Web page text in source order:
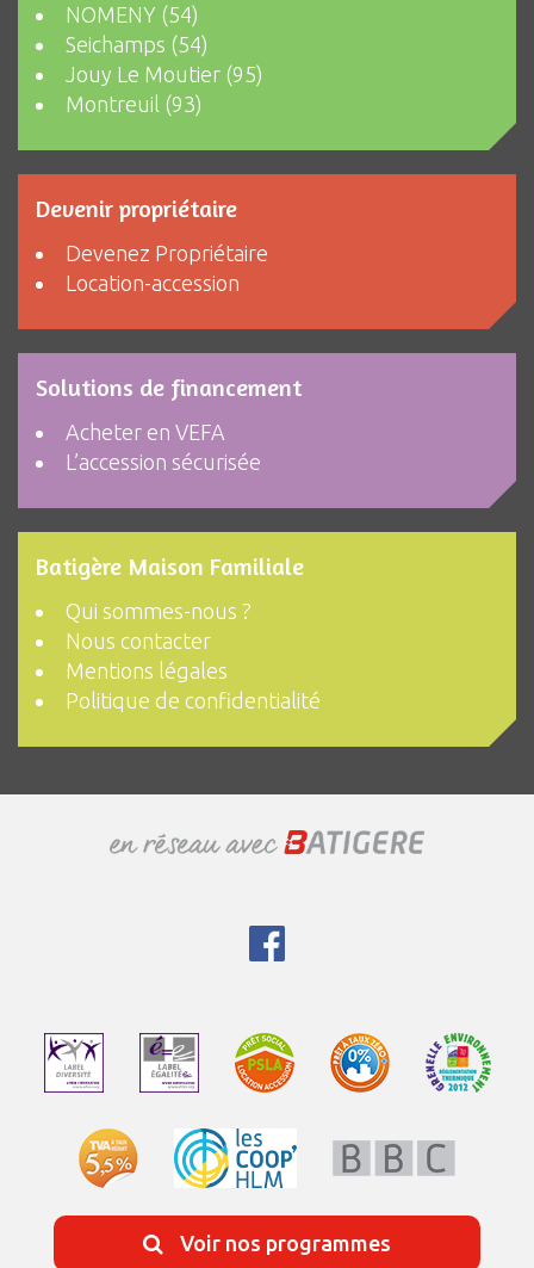
Voir nos programmes
NOMENY (54)
Seichamps (54)
Jouy Le Moutier (95)
Montreuil (93)
Devenir propriétaire
Devenez Propriétaire
Location-accession
Solutions de financement
Acheter en VEFA
L’accession sécurisée
Batigère Maison Familiale
Qui sommes-nous ?
Nous contacter
Mentions légales
Politique de confidentialité